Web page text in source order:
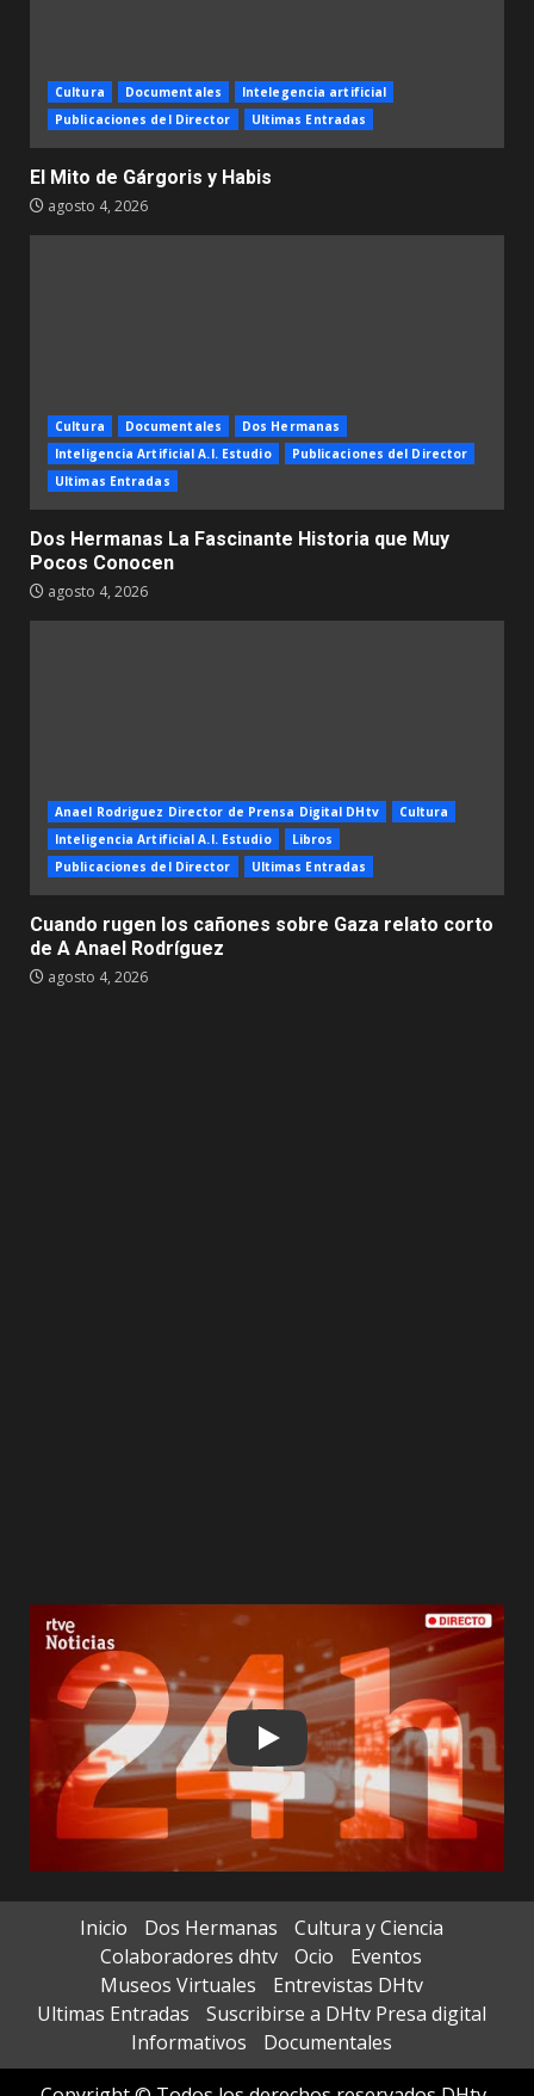
Cultura Documentales
Intelegencia artificial
Publicaciones del Director
Ultimas Entradas
El Mito de Gárgoris y Habis
agosto 4, 2026
Cultura Documentales
Dos Hermanas
Inteligencia Artificial A.I. Estudio
Publicaciones del Director
Ultimas Entradas
Dos Hermanas La Fascinante Historia que Muy
Pocos Conocen
agosto 4, 2026
Anael Rodriguez Director de Prensa Digital DHtv
Cultura
Inteligencia Artificial A.I. Estudio
Libros
Publicaciones del Director
Ultimas Entradas
Cuando rugen los cañones sobre Gaza relato corto
de A Anael Rodríguez
agosto 4, 2026
Play
Inicio Dos Hermanas
Cultura y Ciencia
Colaboradores dhtv
Ocio
Eventos
Museos Virtuales
Entrevistas DHtv
Ultimas Entradas
Suscribirse a DHtv Presa digital
Informativos
Documentales